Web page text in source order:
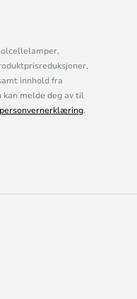
innhold fra
melde deg av til
personvernerklæring.